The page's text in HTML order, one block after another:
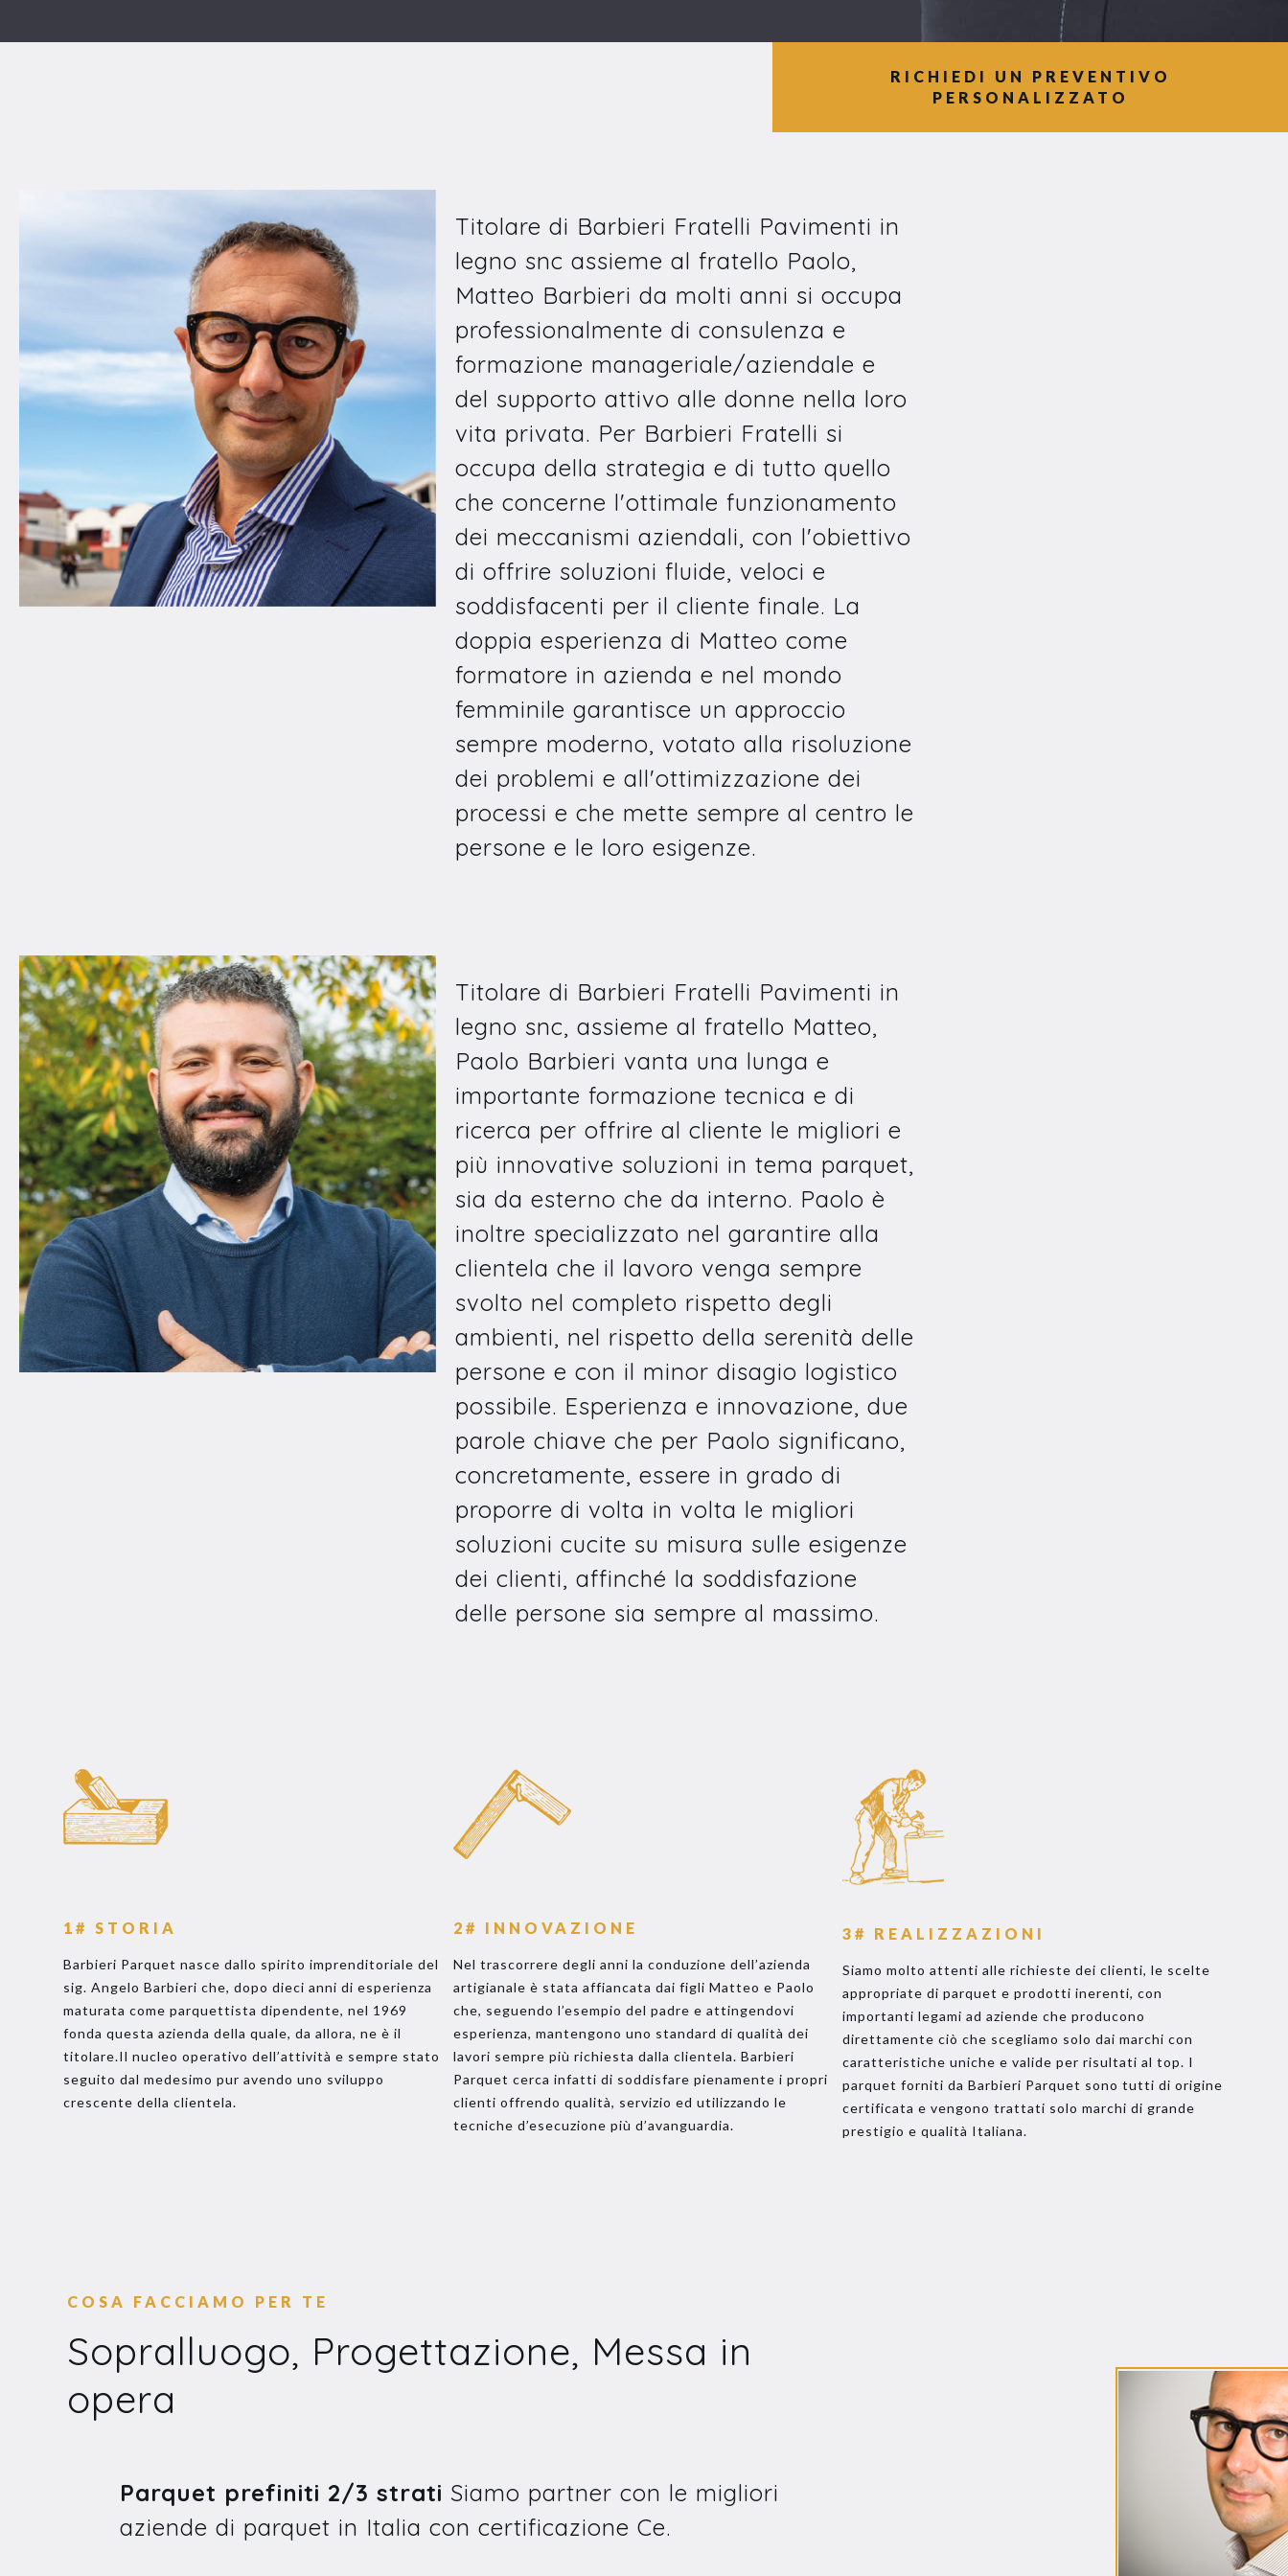
RICHIEDI UN PREVENTIVO
PERSONALIZZATO
Titolare di Barbieri Fratelli Pavimenti in
legno snc assieme al fratello Paolo,
Matteo Barbieri da molti anni si occupa
professionalmente di consulenza e
formazione manageriale/aziendale e
del supporto attivo alle donne nella loro
vita privata. Per Barbieri Fratelli si
occupa della strategia e di tutto quello
che concerne l'ottimale funzionamento
dei meccanismi aziendali, con l'obiettivo
di offrire soluzioni fluide, veloci e
soddisfacenti per il cliente finale. La
doppia esperienza di Matteo come
formatore in azienda e nel mondo
femminile garantisce un approccio
sempre moderno, votato alla risoluzione
dei problemi e all'ottimizzazione dei
processi e che mette sempre al centro le
persone e le loro esigenze.
Titolare di Barbieri Fratelli Pavimenti in
legno snc, assieme al fratello Matteo,
Paolo Barbieri vanta una lunga e
importante formazione tecnica e di
ricerca per offrire al cliente le migliori e
più innovative soluzioni in tema parquet,
sia da esterno che da interno. Paolo è
inoltre specializzato nel garantire alla
clientela che il lavoro venga sempre
svolto nel completo rispetto degli
ambienti, nel rispetto della serenità delle
persone e con il minor disagio logistico
possibile. Esperienza e innovazione, due
parole chiave che per Paolo significano,
concretamente, essere in grado di
proporre di volta in volta le migliori
soluzioni cucite su misura sulle esigenze
dei clienti, affinché la soddisfazione
delle persone sia sempre al massimo.
1# STORIA
Barbieri Parquet nasce dallo spirito imprenditoriale del
sig. Angelo Barbieri che, dopo dieci anni di esperienza
maturata come parquettista dipendente, nel 1969
fonda questa azienda della quale, da allora, ne è il
titolare.Il nucleo operativo dell’attività e sempre stato
seguito dal medesimo pur avendo uno sviluppo
crescente della clientela.
2# INNOVAZIONE
Nel trascorrere degli anni la conduzione dell’azienda
artigianale è stata affiancata dai figli Matteo e Paolo
che, seguendo l’esempio del padre e attingendovi
esperienza, mantengono uno standard di qualità dei
lavori sempre più richiesta dalla clientela. Barbieri
Parquet cerca infatti di soddisfare pienamente i propri
clienti offrendo qualità, servizio ed utilizzando le
tecniche d’esecuzione più d’avanguardia.
3# REALIZZAZIONI
Siamo molto attenti alle richieste dei clienti, le scelte
appropriate di parquet e prodotti inerenti, con
importanti legami ad aziende che producono
direttamente ciò che scegliamo solo dai marchi con
caratteristiche uniche e valide per risultati al top. I
parquet forniti da Barbieri Parquet sono tutti di origine
certificata e vengono trattati solo marchi di grande
prestigio e qualità Italiana.
COSA FACCIAMO PER TE
Sopralluogo, Progettazione, Messa in
opera
Parquet prefiniti 2/3 stratiSiamo partner con le migliori
aziende di parquet in Italia con certificazione Ce.